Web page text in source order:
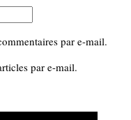
par e-mail.
par e-mail.